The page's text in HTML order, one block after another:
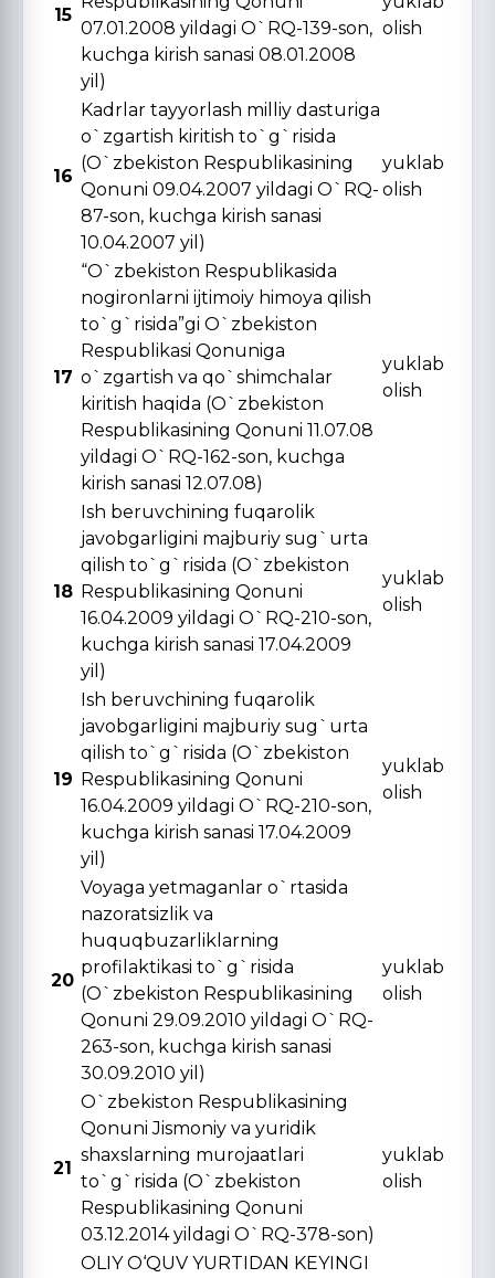
15
07.01.2008 yildagi O`RQ-139-son,
kuchga kirish sanasi 08.01.2008
yil)
olish
16
Kadrlar tayyorlash milliy dasturiga
o`zgartish kiritish to`g`risida
(O`zbekiston Respublikasining
Qonuni 09.04.2007 yildagi O`RQ-
87-son, kuchga kirish sanasi
10.04.2007 yil)
yuklab
olish
17
“O`zbekiston Respublikasida
nogironlarni ijtimoiy himoya qilish
to`g`risida”gi O`zbekiston
Respublikasi Qonuniga
o`zgartish va qo`shimchalar
kiritish haqida (O`zbekiston
Respublikasining Qonuni 11.07.08
yildagi O`RQ-162-son, kuchga
kirish sanasi 12.07.08)
yuklab
olish
18
Ish beruvchining fuqarolik
javobgarligini majburiy sug`urta
qilish to`g`risida (O`zbekiston
Respublikasining Qonuni
16.04.2009 yildagi O`RQ-210-son,
kuchga kirish sanasi 17.04.2009
yil)
yuklab
olish
19
Ish beruvchining fuqarolik
javobgarligini majburiy sug`urta
qilish to`g`risida (O`zbekiston
Respublikasining Qonuni
16.04.2009 yildagi O`RQ-210-son,
kuchga kirish sanasi 17.04.2009
yil)
yuklab
olish
20
Voyaga yetmaganlar o`rtasida
nazoratsizlik va
huquqbuzarliklarning
profilaktikasi to`g`risida
(O`zbekiston Respublikasining
Qonuni 29.09.2010 yildagi O`RQ-
263-son, kuchga kirish sanasi
30.09.2010 yil)
yuklab
olish
21
O`zbekiston Respublikasining
Qonuni Jismoniy va yuridik
shaxslarning murojaatlari
to`g`risida (O`zbekiston
Respublikasining Qonuni
03.12.2014 yildagi O`RQ-378-son)
yuklab
olish
OLIY O‘QUV YURTIDAN KЕYINGI